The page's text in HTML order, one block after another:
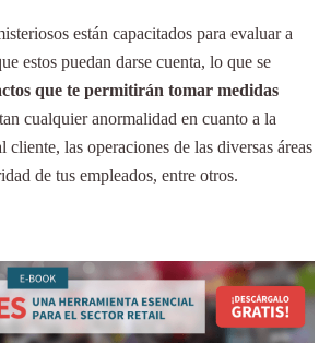
están capacitados para evaluar a
estos puedan darse cuenta, lo que se
que te permitirán tomar medidas
cualquier anormalidad en cuanto a la
cliente, las operaciones de las diversas áreas
de tus empleados, entre otros.